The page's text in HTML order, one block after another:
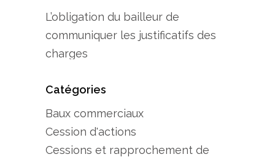
L’obligation du bailleur de
communiquer les justificatifs des
charges
Catégories
Baux commerciaux
Cession d'actions
Cessions et rapprochement de